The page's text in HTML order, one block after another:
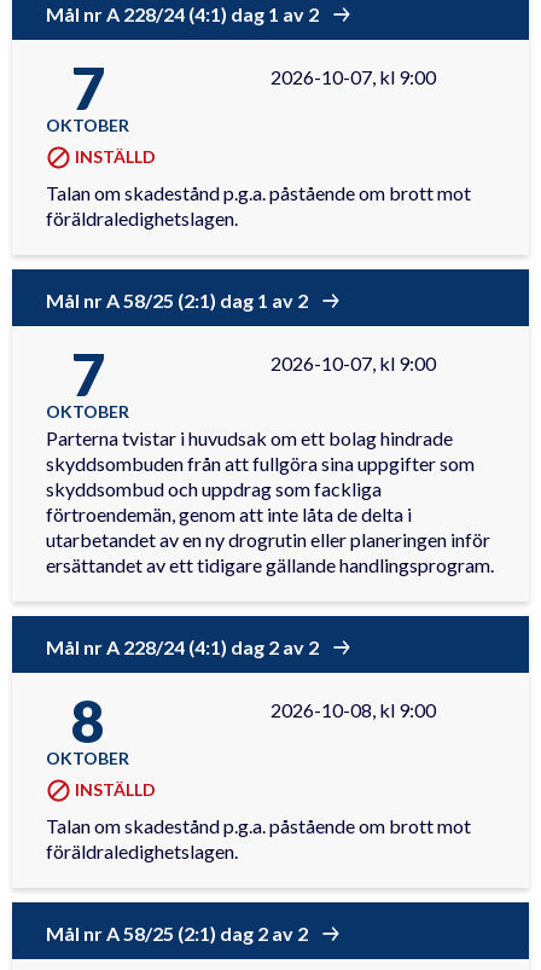
Mål nr A 228/24 (4:1) dag 1 av 2
7
OKTOBER
INSTÄLLD
2026-10-07, kl 9:00
Talan om skadestånd p.g.a. påstående om brott mot
föräldraledighetslagen.
Mål nr A 58/25 (2:1) dag 1 av 2
7
OKTOBER
2026-10-07, kl 9:00
Parterna tvistar i huvudsak om ett bolag hindrade
skyddsombuden från att fullgöra sina uppgifter som
skyddsombud och uppdrag som fackliga
förtroendemän, genom att inte låta de delta i
utarbetandet av en ny drogrutin eller planeringen inför
ersättandet av ett tidigare gällande handlingsprogram.
Mål nr A 228/24 (4:1) dag 2 av 2
8
OKTOBER
INSTÄLLD
2026-10-08, kl 9:00
Talan om skadestånd p.g.a. påstående om brott mot
föräldraledighetslagen.
Mål nr A 58/25 (2:1) dag 2 av 2